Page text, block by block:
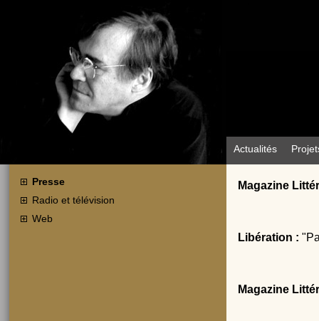
Actualités
Presse
Radio et télévision
Web
Magazine
Libération :
Magazine